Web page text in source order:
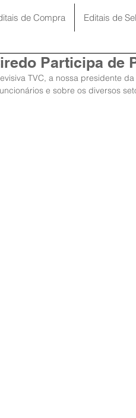
de Compra Editais de
Participa de
TVC, a nossa presidente
e sobre os diversos